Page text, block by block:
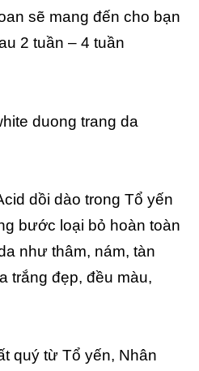
sẽ mang đến cho bạn
2 tuần – 4 tuần
dồi dào trong Tổ yến
bước loại bỏ hoàn toàn
như thâm, nám, tàn
trắng đẹp, đều màu,
quý từ Tổ yến, Nhân